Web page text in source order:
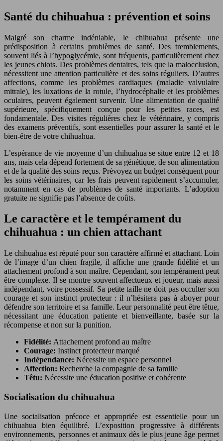
Santé du chihuahua : prévention et soins
Malgré son charme indéniable, le chihuahua présente une
prédisposition à certains problèmes de santé. Des tremblements,
souvent liés à l’hypoglycémie, sont fréquents, particulièrement chez
les jeunes chiots. Des problèmes dentaires, tels que la malocclusion,
nécessitent une attention particulière et des soins réguliers. D’autres
affections, comme les problèmes cardiaques (maladie valvulaire
mitrale), les luxations de la rotule, l’hydrocéphalie et les problèmes
oculaires, peuvent également survenir. Une alimentation de qualité
supérieure, spécifiquement conçue pour les petites races, est
fondamentale. Des visites régulières chez le vétérinaire, y compris
des examens préventifs, sont essentielles pour assurer la santé et le
bien-être de votre chihuahua.
L’espérance de vie moyenne d’un chihuahua se situe entre 12 et 18
ans, mais cela dépend fortement de sa génétique, de son alimentation
et de la qualité des soins reçus. Prévoyez un budget conséquent pour
les soins vétérinaires, car les frais peuvent rapidement s’accumuler,
notamment en cas de problèmes de santé importants. L’adoption
gratuite ne signifie pas l’absence de coûts.
Le caractère et le tempérament du
chihuahua : un chien attachant
Le chihuahua est réputé pour son caractère affirmé et attachant. Loin
de l’image d’un chien fragile, il affiche une grande fidélité et un
attachement profond à son maître. Cependant, son tempérament peut
être complexe. Il se montre souvent affectueux et joueur, mais aussi
indépendant, voire possessif. Sa petite taille ne doit pas occulter son
courage et son instinct protecteur : il n’hésitera pas à aboyer pour
défendre son territoire et sa famille. Leur personnalité peut être têtue,
nécessitant une éducation patiente et bienveillante, basée sur la
récompense et non sur la punition.
Fidélité: Attachement profond au maître
Courage: Instinct protecteur marqué
Indépendance: Nécessite un espace personnel
Affection: Recherche la compagnie de sa famille
Têtu: Nécessite une éducation positive et cohérente
Socialisation du chihuahua
Une socialisation précoce et appropriée est essentielle pour un
chihuahua bien équilibré. L’exposition progressive à différents
environnements, personnes et animaux dès le plus jeune âge permet